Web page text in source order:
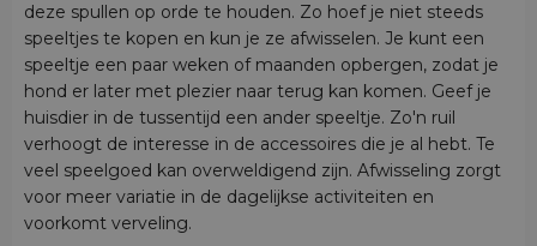
deze spullen op orde te houden. Zo hoef je niet steeds
speeltjes te kopen en kun je ze afwisselen. Je kunt een
speeltje een paar weken of maanden opbergen, zodat je
hond er later met plezier naar terug kan komen. Geef je
huisdier in de tussentijd een ander speeltje. Zo'n ruil
verhoogt de interesse in de accessoires die je al hebt. Te
veel speelgoed kan overweldigend zijn. Afwisseling zorgt
voor meer variatie in de dagelijkse activiteiten en
voorkomt verveling.